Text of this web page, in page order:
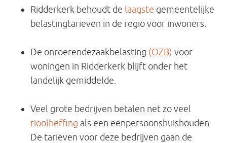
Ridderkerk behoudt de laagste gemeentelijke
belastingtarieven in de regio voor inwoners.
De onroerendezaakbelasting (OZB) voor
woningen in Ridderkerk blijft onder het
landelijk gemiddelde.
Veel grote bedrijven betalen net zo veel
rioolheffing als een eenpersoonshuishouden.
De tarieven voor deze bedrijven gaan de